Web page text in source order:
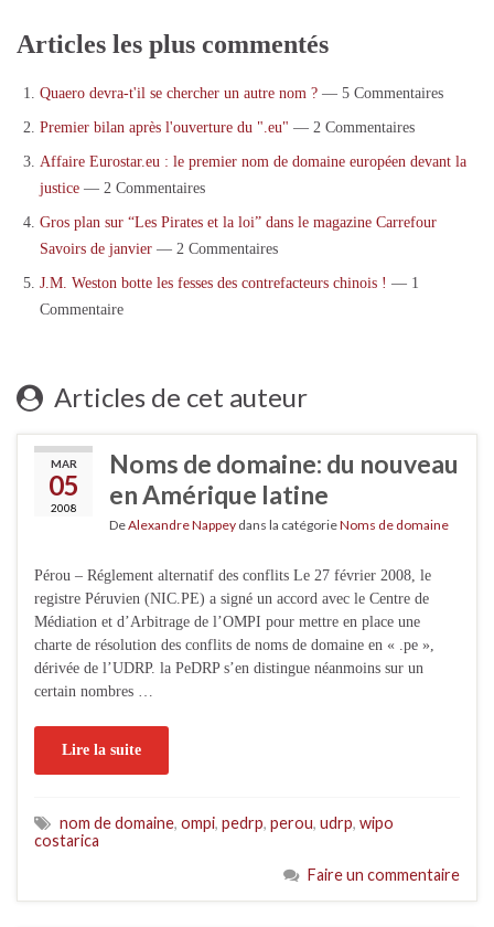
Articles les plus commentés
Quaero devra-t'il se chercher un autre nom ? — 5 Commentaires
Premier bilan après l'ouverture du ".eu" — 2 Commentaires
Affaire Eurostar.eu : le premier nom de domaine européen devant la
justice — 2 Commentaires
Gros plan sur “Les Pirates et la loi” dans le magazine Carrefour
Savoirs de janvier — 2 Commentaires
J.M. Weston botte les fesses des contrefacteurs chinois ! — 1
Commentaire
Articles de cet auteur
MAR
05
2008
Noms de domaine: du nouveau
en Amérique latine
DeAlexandre Nappey dans la catégorieNoms de domaine
Pérou – Réglement alternatif des conflits Le 27 février 2008, le
registre Péruvien (NIC.PE) a signé un accord avec le Centre de
Médiation et d’Arbitrage de l’OMPI pour mettre en place une
charte de résolution des conflits de noms de domaine en « .pe »,
dérivée de l’UDRP. la PeDRP s’en distingue néanmoins sur un
certain nombres …
Lire la suite
nom de domaine, ompi, pedrp, perou, udrp, wipo
costarica
Faire un commentaire